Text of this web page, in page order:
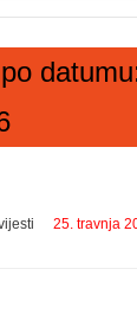
25. travnja
lozinku?